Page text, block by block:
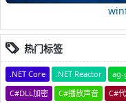
热门标签
.NET Core .NET Reactor
C#DLL加密
C#播放声音 C#